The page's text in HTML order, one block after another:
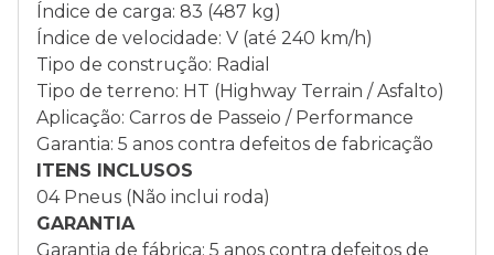
Índice de carga: 83 (487 kg)
Índice de velocidade: V (até 240 km/h)
Tipo de construção: Radial
Tipo de terreno: HT (Highway Terrain / Asfalto)
Aplicação: Carros de Passeio / Performance
Garantia: 5 anos contra defeitos de fabricação
ITENS INCLUSOS
04 Pneus (Não inclui roda)
GARANTIA
Garantia de fábrica: 5 anos contra defeitos de